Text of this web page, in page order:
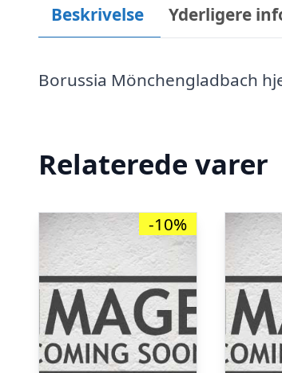
Beskrivelse Yderligere
Borussia Mönchengladbach
Relaterede varer
-10%